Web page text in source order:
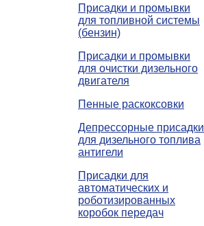
Присадки и промывки
для топливной системы
(бензин)
Присадки и промывки
для очистки дизельного
двигателя
Пенные раскоксовки
Депрессорные присадки
для дизельного топлива
антигели
Присадки для
автоматических и
роботизированных
коробок передач